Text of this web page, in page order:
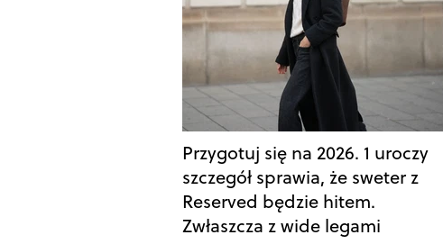
Przygotuj się na 2026. 1 uroczy
szczegół sprawia, że sweter z
Reserved będzie hitem.
Zwłaszcza z wide legami